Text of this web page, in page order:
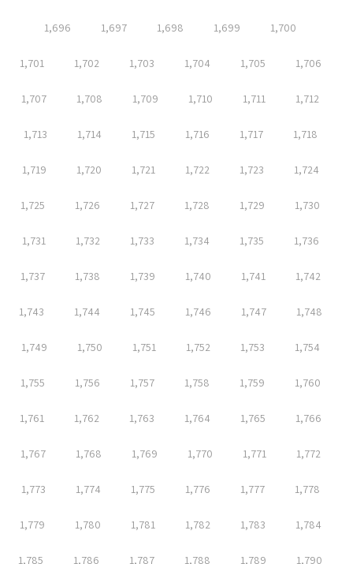
1,696 1,697 1,698 1,699 1,700
1,701 1,702 1,703 1,704 1,705 1,706
1,707 1,708 1,709 1,710 1,711 1,712
1,713 1,714 1,715 1,716 1,717 1,718
1,719 1,720 1,721 1,722 1,723 1,724
1,725 1,726 1,727 1,728 1,729 1,730
1,731 1,732 1,733 1,734 1,735 1,736
1,737 1,738 1,739 1,740 1,741 1,742
1,743 1,744 1,745 1,746 1,747 1,748
1,749 1,750 1,751 1,752 1,753 1,754
1,755 1,756 1,757 1,758 1,759 1,760
1,761 1,762 1,763 1,764 1,765 1,766
1,767 1,768 1,769 1,770 1,771 1,772
1,773 1,774 1,775 1,776 1,777 1,778
1,779 1,780 1,781 1,782 1,783 1,784
1,785 1,786 1,787 1,788 1,789 1,790